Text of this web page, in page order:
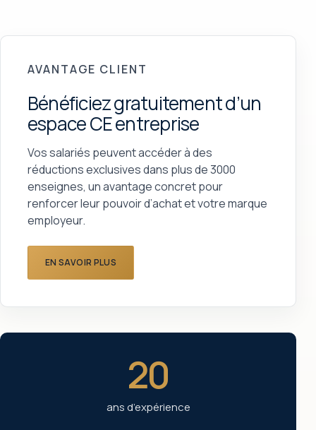
AVANTAGE CLIENT
Bénéficiez gratuitement d’un
espace CE entreprise
Vos salariés peuvent accéder à des
réductions exclusives dans plus de 3000
enseignes, un avantage concret pour
renforcer leur pouvoir d’achat et votre marque
employeur.
EN SAVOIR PLUS
20
ans d’expérience